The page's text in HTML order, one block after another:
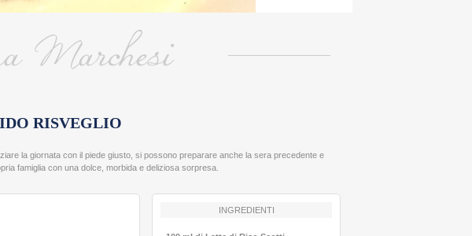
RISVEGLIO
la giornata con il piede giusto, si possono preparare anche la sera precedente e
famiglia con una dolce, morbida e deliziosa sorpresa.
INGREDIENTI